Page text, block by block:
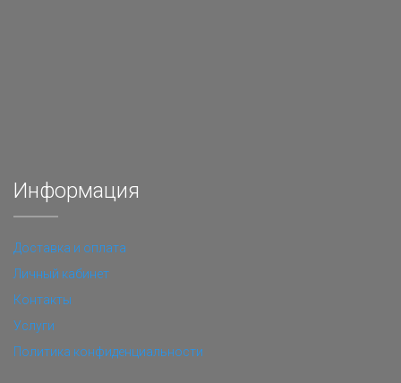
Информация
Доставка и оплата
Личный кабинет
Контакты
Услуги
Политика конфиденциальности